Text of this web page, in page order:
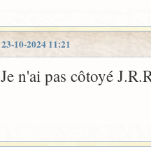
23-10-2024 11:21
Je n'ai pas côtoyé